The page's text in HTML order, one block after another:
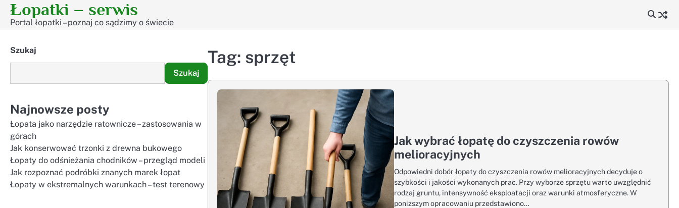
Skip
content
Łopatki – serwis
Portal łopatki – poznaj co sądzimy o świecie
Tag: sprzęt
Jak wybrać łopatę do czyszczenia rowów
melioracyjnych
Odpowiedni dobór łopaty do czyszczenia rowów melioracyjnych decyduje o
szybkości i jakości wykonanych prac. Przy wyborze sprzętu warto uwzględnić
rodzaj gruntu, intensywność eksploatacji oraz warunki atmosferyczne. W
poniższym opracowaniu przedstawiono…
Szukaj
Szukaj
Najnowsze posty
Łopata jako narzędzie ratownicze – zastosowania w
górach
Jak konserwować trzonki z drewna bukowego
Łopaty do odśnieżania chodników – przegląd modeli
Jak rozpoznać podróbki znanych marek łopat
Łopaty w ekstremalnych warunkach – test terenowy